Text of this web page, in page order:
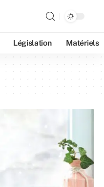
Législation Matériels